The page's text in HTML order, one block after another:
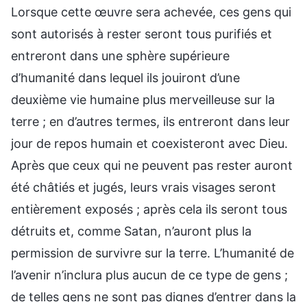
Lorsque cette œuvre sera achevée, ces gens qui
sont autorisés à rester seront tous purifiés et
entreront dans une sphère supérieure
d’humanité dans lequel ils jouiront d’une
deuxième vie humaine plus merveilleuse sur la
terre ; en d’autres termes, ils entreront dans leur
jour de repos humain et coexisteront avec Dieu.
Après que ceux qui ne peuvent pas rester auront
été châtiés et jugés, leurs vrais visages seront
entièrement exposés ; après cela ils seront tous
détruits et, comme Satan, n’auront plus la
permission de survivre sur la terre. L’humanité de
l’avenir n’inclura plus aucun de ce type de gens ;
de telles gens ne sont pas dignes d’entrer dans la